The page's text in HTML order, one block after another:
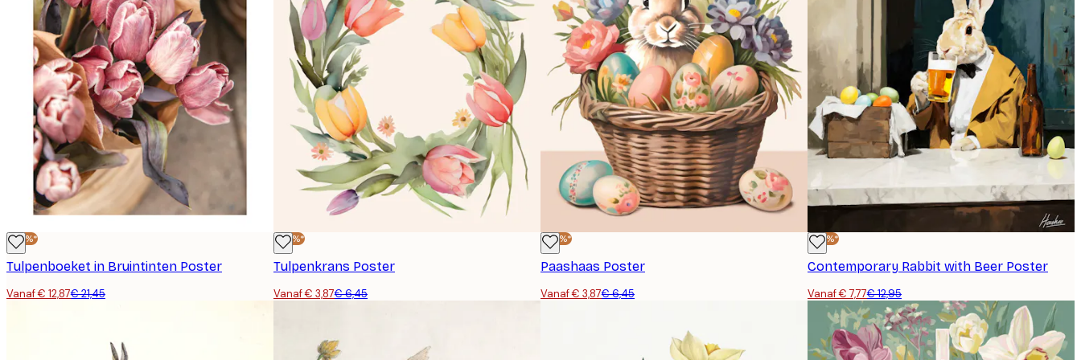
-40%*
Tulpenboeket in Bruintinten Poster
Vanaf € 12,87€ 21,45
-40%*
Tulpenkrans Poster
Vanaf € 3,87€ 6,45
-40%*
Paashaas Poster
Vanaf € 3,87€ 6,45
-40%*
Contemporary Rabbit with Beer Poster
Vanaf € 7,77€ 12,95